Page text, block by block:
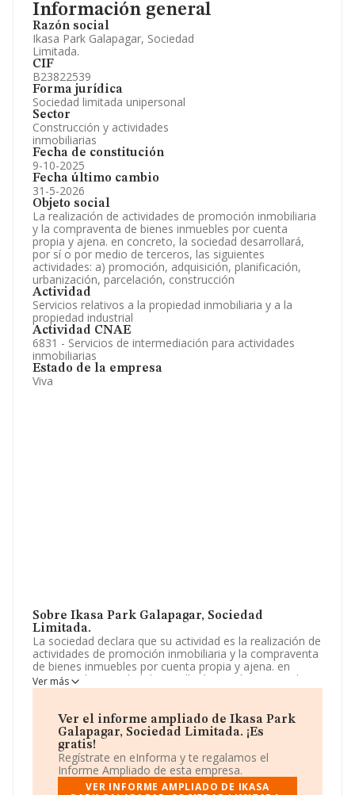
Información general
Razón social
Ikasa Park Galapagar, Sociedad
Limitada.
CIF
B23822539
Forma jurídica
Sociedad limitada unipersonal
Sector
Construcción y actividades
inmobiliarias
Fecha de constitución
9-10-2025
Fecha último cambio
31-5-2026
Objeto social
La realización de actividades de promoción inmobiliaria
y la compraventa de bienes inmuebles por cuenta
propia y ajena. en concreto, la sociedad desarrollará,
por sí o por medio de terceros, las siguientes
actividades: a) promoción, adquisición, planificación,
urbanización, parcelación, construcción
Actividad
Servicios relativos a la propiedad inmobiliaria y a la
propiedad industrial
Actividad CNAE
6831 - Servicios de intermediación para actividades
inmobiliarias
Estado de la empresa
Viva
Sobre Ikasa Park Galapagar, Sociedad
Limitada.
La sociedad declara que su actividad es la realización de
actividades de promoción inmobiliaria y la compraventa
de bienes inmuebles por cuenta propia y ajena. en
concreto, la sociedad desarrollará, por sí o por medio
de terceros, las siguientes actividades: a) promoción,
construcción. La empresa está registrada como
Sociedad Limitada. La actividad de referencia CNAE
corresponde a 'Agentes de la propiedad inmobiliaria',
cuyo Código es 6831. La sociedad no tiene actividad en
mercados exteriores.
Ver más
Ver el informe ampliado de Ikasa Park
Galapagar, Sociedad Limitada. ¡Es
gratis!
Regístrate en eInforma y te regalamos el
Informe Ampliado de esta empresa.
VER INFORME AMPLIADO DE IKASA
Artículos de prensa publicados sobre la empresa.
Información oficial y registral complementaria.